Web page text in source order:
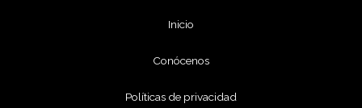
Inicio
Conócenos
Políticas de privacidad